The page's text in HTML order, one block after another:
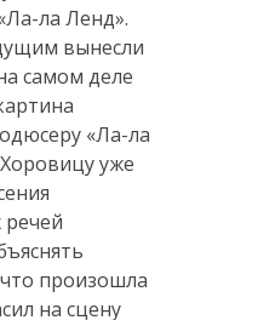
ла Ленд».
вынесли
самом деле
«Ла-ла
уже
речей
произошла
на сцену